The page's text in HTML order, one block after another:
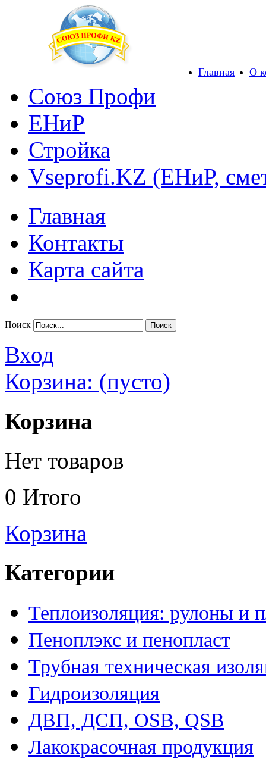
Главная О
Союз Профи
ЕНиР
Стройка
Vseprofi.KZ (ЕНиР,
Главная
Контакты
Карта сайта
Поиск
Вход
Корзина: (пусто)
Корзина
Нет товаров
0 Итого
Корзина
Категории
Теплоизоляция: рулоны и
Пеноплэкс и пенопласт
Трубная техническая
Гидроизоляция
ДВП, ДСП, OSB, QSB
Лакокрасочная продукция